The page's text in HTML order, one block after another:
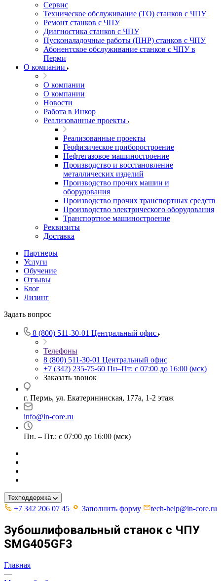
Сервис
Техническое обслуживание (ТО) станков с ЧПУ
Ремонт станков с ЧПУ
Диагностика станков с ЧПУ
Пусконаладочные работы (ПНР) станков с ЧПУ
Абонентское обслуживание станков с ЧПУ в
Перми
О компании
О компании
О компании
Новости
Работа в Инкор
Реализованные проекты
Реализованные проекты
Геофизическое приборостроение
Нефтегазовое машиностроение
Производство и восстановление
металлических изделий
Производство прочих машин и
оборудования
Производство прочих транспортных средств
Производство электрического оборудования
Транспортное машиностроение
Реквизиты
Доставка
Партнеры
Услуги
Обучение
Отзывы
Блог
Лизинг
Задать вопрос
8 (800) 511-30-01 Центральный офис
Телефоны
8 (800) 511-30-01 Центральный офис
+7 (342) 235-75-60 Пн–Пт: с 07:00 до 16:00 (мск)
Заказать звонок
г. Пермь, ул. ​Екатерининская, 177а, ​1-2 этаж
info@in-core.ru
Пн. – Пт.: с 07:00 до 16:00 (мск)
Техподдержка
+7 342 206 07 45 Заполнить форму tech-help@in-core.ru
Зубошлифовальный станок с ЧПУ
SMG405GF3
Главная
—